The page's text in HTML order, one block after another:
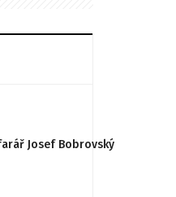
Josef Bobrovský